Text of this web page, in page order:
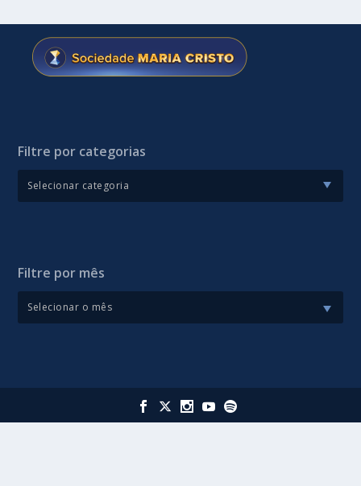
Filtre por categorias
Filtre por mês